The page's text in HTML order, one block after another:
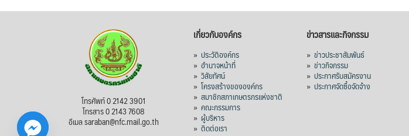
โทรศัพท์ 0 2142 3901
โทรสาร 0 2143 7608
อีเมล saraban@nfc.mail.go.th
เกี่ยวกับองค์กร
»ประวัติองค์กร
»อำนาจหน้าที่
»วิสัยทัศน์
»โครงสร้างขององค์กร
»สมาชิกสภาเกษตรกรแห่งชาติ
»คณะกรรมการ
» ผู้บริหาร
»ติดต่อเรา
ข่าวสารและกิจกรรม
»ข่าวประชาสัมพันธ์
»ข่าวกิจกรรม
»ประกาศรับสมัครงาน
»ประกาศจัดซื้อจัดจ้าง